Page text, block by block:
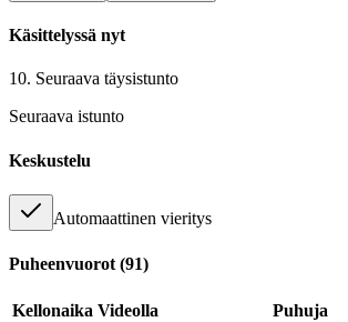
Käsittelyssä nyt
10. Seuraava täysistunto
Seuraava istunto
Keskustelu
Automaattinen vieritys
Puheenvuorot (91)
Kellonaika Videolla Puhuja